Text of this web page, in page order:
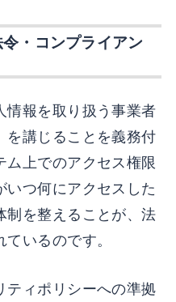
・コンプライアン
情報を取り扱う事業者
を講じることを義務付
ム上でのアクセス権限
いつ何にアクセスした
制を整えることが、法
いるのです。
ティポリシーへの準拠